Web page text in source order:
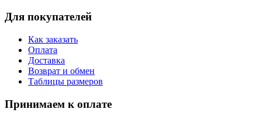
Для покупателей
Как заказать
Оплата
Доставка
Возврат и обмен
Таблицы размеров
Принимаем к оплате